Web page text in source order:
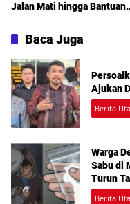
Jalan Mati hingga Bantuan
Sosperda Kemiskinan
Baca Juga
Ajukan
Berita
Warga
Sabu di
Turun
Berita